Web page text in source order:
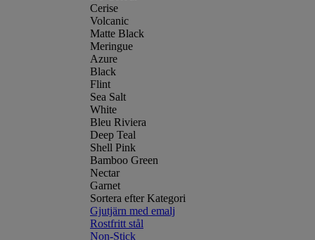
Cerise
Volcanic
Matte Black
Meringue
Azure
Black
Flint
Sea Salt
White
Bleu Riviera
Deep Teal
Shell Pink
Bamboo Green
Nectar
Garnet
Sortera efter Kategori
Gjutjärn med emalj
Rostfritt stål
Non-Stick